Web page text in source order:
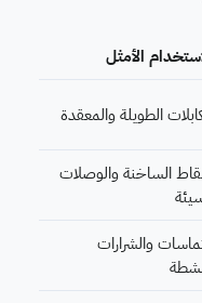
الأمثل
الطويلة والمعقدة
الساخنة والوصلات
والشرارات